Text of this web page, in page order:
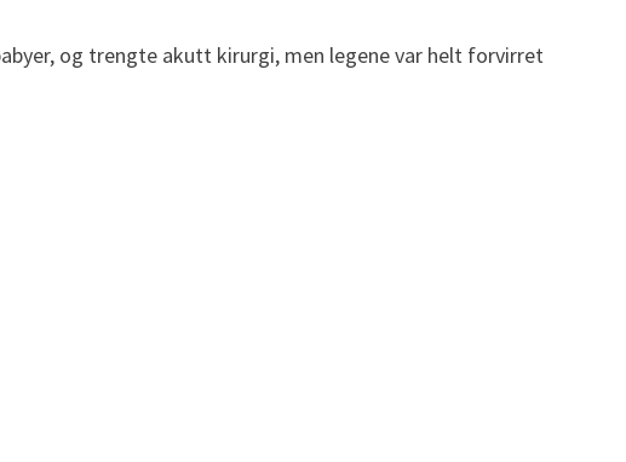
og trengte akutt kirurgi, men legene var helt forvirret